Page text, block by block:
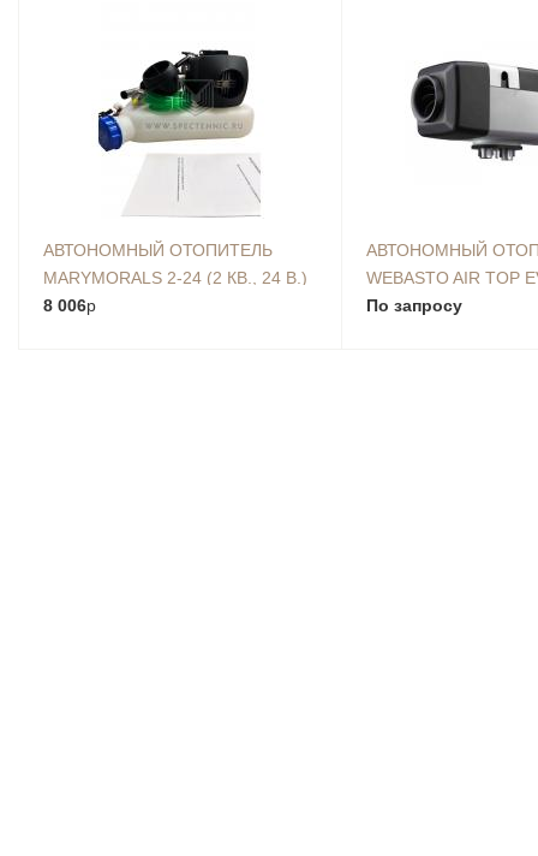
АВТОНОМНЫЙ ОТОПИТЕЛЬ
MARYMORALS 2-24 (2 КВ., 24 В.)
8 006p
АВТОНОМНЫЙ
WEBASTO AIR TOP
(БЕНЗИНОВЫЙ)
По запросу